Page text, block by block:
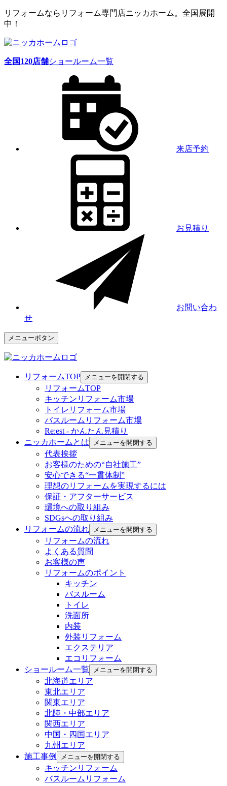
リフォームならリフォーム専門店ニッカホーム。全国展開
中！
全国120店舗ショールーム一覧
来店予約
お見積り
お問い合わ
せ
メニューボタン
リフォームTOP メニューを開閉する
リフォームTOP
キッチンリフォーム市場
トイレリフォーム市場
バスルームリフォーム市場
Re:est - かんたん見積り
ニッカホームとは
メニューを開閉する
代表挨拶
お客様のための“自社施工”
安心できる“一貫体制”
理想のリフォームを実現するには
保証・アフターサービス
環境への取り組み
SDGsへの取り組み
リフォームの流れ
メニューを開閉する
リフォームの流れ
よくある質問
お客様の声
リフォームのポイント
キッチン
バスルーム
トイレ
洗面所
内装
外装リフォーム
エクステリア
エコリフォーム
ショールーム一覧
メニューを開閉する
北海道エリア
東北エリア
関東エリア
北陸・中部エリア
関西エリア
中国・四国エリア
九州エリア
施工事例
メニューを開閉する
キッチンリフォーム
バスルームリフォーム